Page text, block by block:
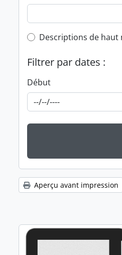
Top-level
Descriptions de haut
Filtrer par dates :
Début
Aperçu avant impression